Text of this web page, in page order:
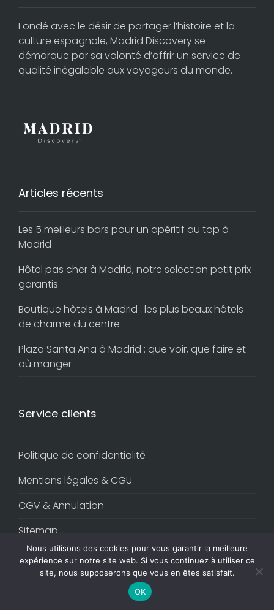
Fondé avec le désir de partager l’histoire et la
culture espagnole, Madrid Discovery se
démarque par sa volonté d’offrir un service de
qualité inégalable aux voyageurs du monde.
Articles récents
Les 5 meilleurs bars pour un apéritif au top à
Madrid
Hôtel pas cher à Madrid, notre selection petit prix
garantis
Boutique hôtels à Madrid : les plus beaux hôtels
de charme du centre
Plaza Santa Ana à Madrid : que voir, que faire et
où manger
Service clients
Politique de confidentialité
Mentions légales & CGU
CGV & Annulation
Sitemap
Nous utilisons des cookies pour vous garantir la meilleure
expérience sur notre site web. Si vous continuez à utiliser ce
site, nous supposerons que vous en êtes satisfait.
OK